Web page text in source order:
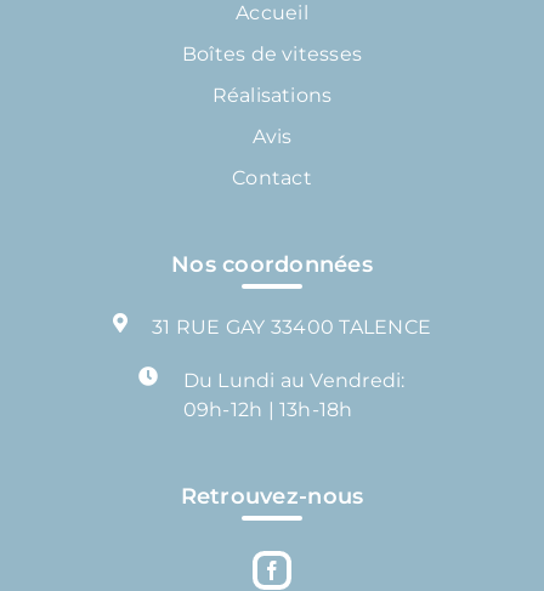
Accueil
Boîtes de vitesses
Réalisations
Avis
Contact
Nos coordonnées
31 RUE GAY 33400 TALENCE
Du Lundi au Vendredi:
09h-12h | 13h-18h
Retrouvez-nous